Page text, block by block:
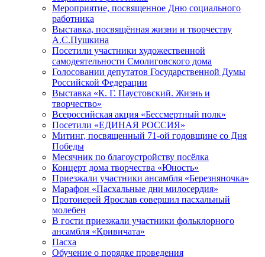
Мероприятие, посвященное Дню социального
работника
Выставка, посвящённая жизни и творчеству
А.С.Пушкина
Посетили участники художественной
самодеятельности Смолиговского дома
Голосовании депутатов Государственной Думы
Российской Федерации
Выставка «К. Г. Паустовский. Жизнь и
творчество»
Всероссийская акция «Бессмертный полк»
Посетили «ЕДИНАЯ РОССИЯ»
Митинг, посвященный 71-ой годовщине со Дня
Победы
Месячник по благоустройству посёлка
Концерт дома творчества «Юность»
Приезжали участники ансамбля «Березняночка»
Марафон «Пасхальные дни милосердия»
Протоиерей Ярослав совершил пасхальный
молебен
В гости приезжали участники фольклорного
ансамбля «Кривичата»
Пасха
Обучение о порядке проведения